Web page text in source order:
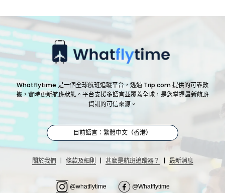
Whatflytime 是一個全球航班追蹤平台，透過 Trip.com 提供的可靠數
據，實時更新航班狀態。平台支援多語言並覆蓋全球，是您掌握最新航班
資訊的可信來源。
目前語言：繁體中文（香港）
關於我們 | 條款及細則 | 甚麼是航班追蹤器？ | 最新消息
@whatflytime @Whatflytime